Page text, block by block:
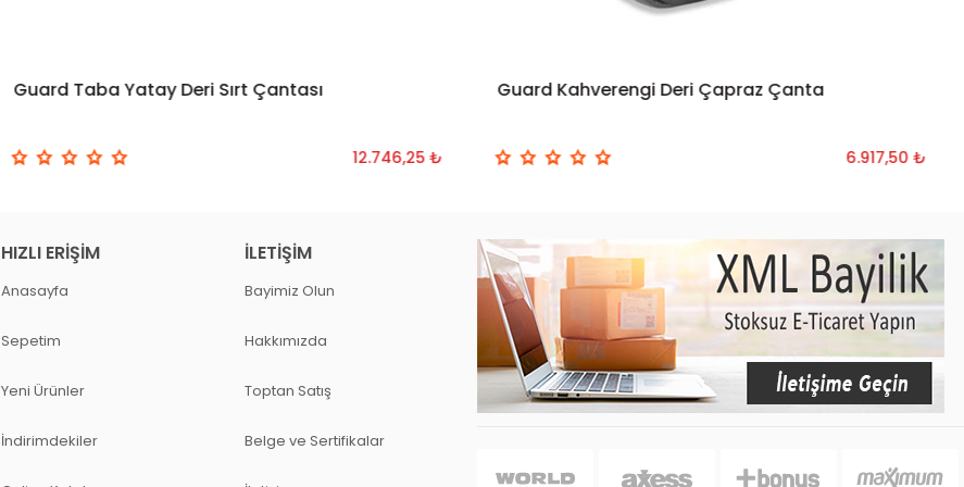
Guard Taba Yatay Deri Sırt Çantası
12.746,25 ₺
Guard Kahverengi Deri Çapraz Çanta
6.917,50 ₺
HIZLI ERIŞIM
Anasayfa
Sepetim
Yeni Ürünler
İndirimdekiler
İLETIŞIM
Bayimiz Olun
Hakkımızda
Toptan Satış
Belge ve Sertifikalar